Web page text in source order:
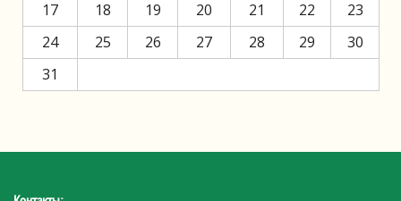
17
18 19 20 21 22
23
24
25 26 27 28 29
30
31